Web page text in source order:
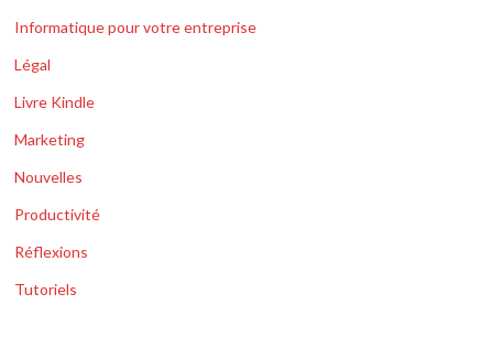
Informatique pour votre entreprise
Légal
Livre Kindle
Marketing
Nouvelles
Productivité
Réflexions
Tutoriels